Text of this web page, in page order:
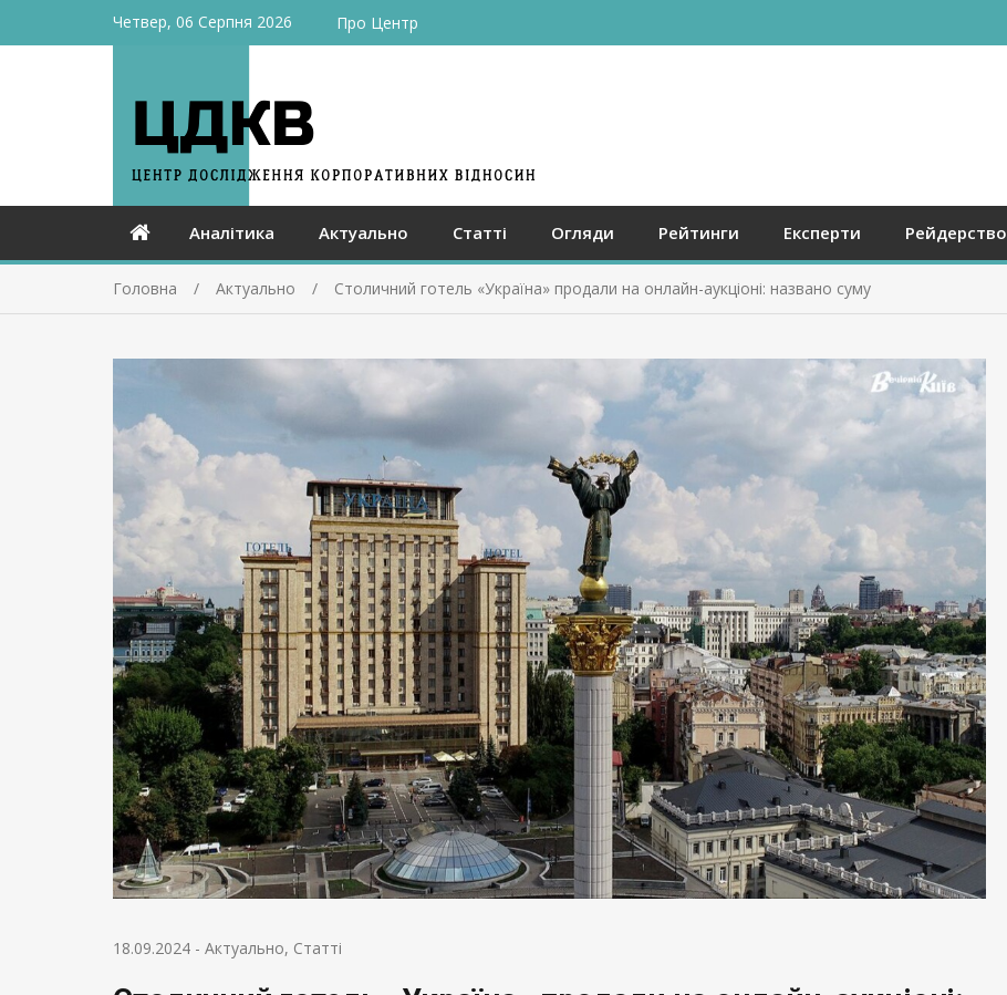
Четвер, 06 Серпня 2026 Про Центр
Аналітика Актуально Статті Огляди Рейтинги Експерти Рейдерство
Головна Актуально Столичний готель «Україна» продали на онлайн-аукціоні: названо суму
18.09.2024 - Актуально, Статті